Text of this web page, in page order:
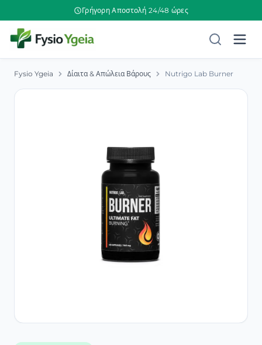
Γρήγορη Αποστολή 24/48 ώρες
Fysio Ygeia Δίαιτα & Απώλεια Βάρους Nutrigo Lab Burner